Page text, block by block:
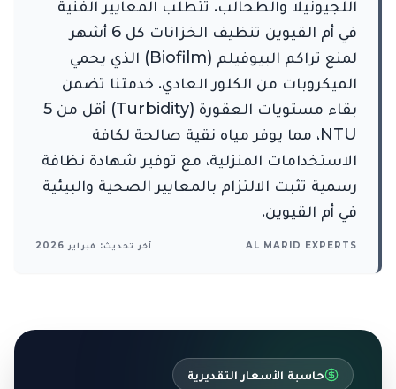
اللجيونيلا والطحالب. تتطلب المعايير الفنية
في أم القيوين تنظيف الخزانات كل 6 أشهر
لمنع تراكم البيوفيلم (Biofilm) الذي يحمي
الميكروبات من الكلور العادي. خدمتنا تضمن
بقاء مستويات العقورة (Turbidity) أقل من 5
NTU، مما يوفر مياه نقية صالحة لكافة
الاستخدامات المنزلية، مع توفير شهادة نظافة
رسمية تثبت الالتزام بالمعايير الصحية والبيئية
في أم القيوين.
AL MARID EXPERTS آخر تحديث: فبراير 2026
حاسبة الأسعار التقديرية